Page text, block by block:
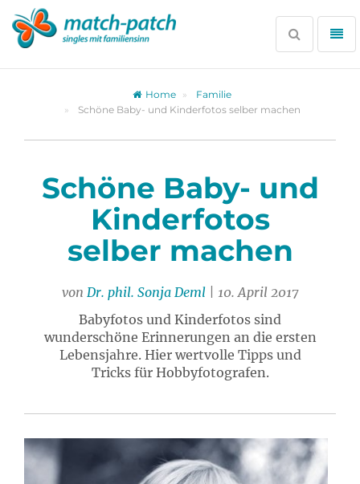
Zur
Partnersuche
Suche
öffnen
Home
Familie
Schöne Baby- und Kinderfotos selber machen
Schöne Baby- und
Kinderfotos
selber machen
von Dr. phil. Sonja Deml| 10. April 2017
Babyfotos und Kinderfotos sind
wunderschöne Erinnerungen an die ersten
Lebensjahre. Hier wertvolle Tipps und
Tricks für Hobbyfotografen.